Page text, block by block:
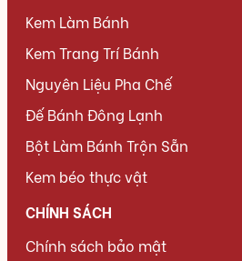
Kem Làm Bánh
Kem Trang Trí Bánh
Nguyên Liệu Pha Chế
Đế Bánh Đông Lạnh
Bột Làm Bánh Trộn Sẵn
Kem béo thực vật
CHÍNH SÁCH
Chính sách bảo mật